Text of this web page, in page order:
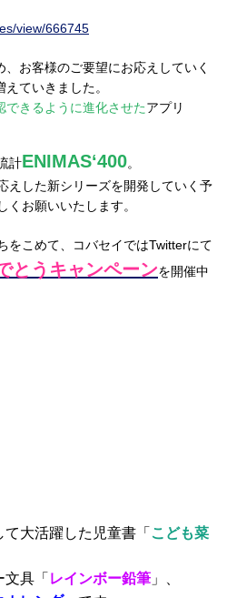
view/666745
お客様のご要望にお応えしていく
ていきました。
できるように進化させたアプリ
計ENIMAS‘400。
えした新シリーズを開発していく予
くお願いいたします。
をこめて、コバセイではTwitterにて
とうキャンペーンを開催中
大活躍した児童書「 こども菜
具「 レインボー鉛筆 」、